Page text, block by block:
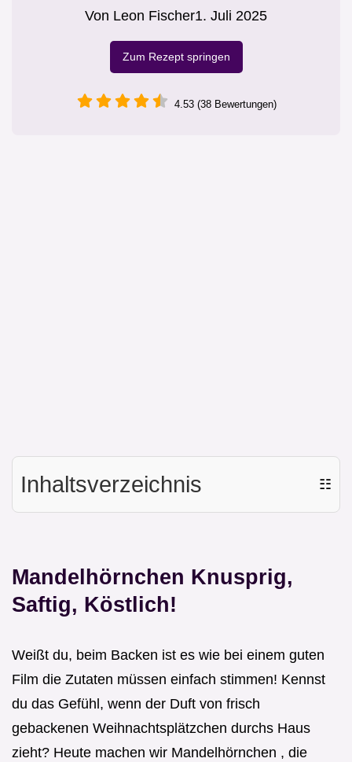
Von Leon Fischer1. Juli 2025
Zum Rezept springen
4.53 (38 Bewertungen)
Inhaltsverzeichnis ☷
Mandelhörnchen Knusprig,
Saftig, Köstlich!
Weißt du, beim Backen ist es wie bei einem guten
Film die Zutaten müssen einfach stimmen! Kennst
du das Gefühl, wenn der Duft von frisch
gebackenen Weihnachtsplätzchen durchs Haus
zieht? Heute machen wir Mandelhörnchen , die